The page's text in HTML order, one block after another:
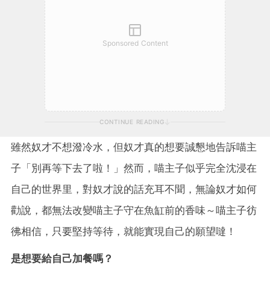
Sponsored Content
CONTINUE READING
雖然奴才不想潑冷水，但奴才真的想要誠懇地告訴喵主
子「別再等下去了啦！」然而，喵主子似乎完全沈浸在
自己的世界里，對奴才說的話充耳不聞，無論奴才如何
勸說，都無法改變喵主子守在魚缸前的香味～喵主子彷
彿相信，只要堅持等待，就能實現自己的願望噠！
是想要給自己加餐嗎？